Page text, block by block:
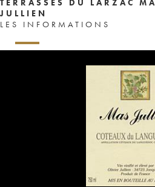
TERRASSES DU LARZAC
JULLIEN
LES INFORMATIONS